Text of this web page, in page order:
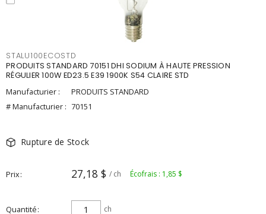
STALU100ECOSTD
PRODUITS STANDARD 70151 DHI SODIUM À HAUTE PRESSION
RÉGULIER 100W ED23.5 E39 1900K S54 CLAIRE STD
Manufacturier :
PRODUITS STANDARD
# Manufacturier : 70151
Rupture de Stock
Prix 27,18 $ / ch Écofrais : 1,85 $
Quantité ch